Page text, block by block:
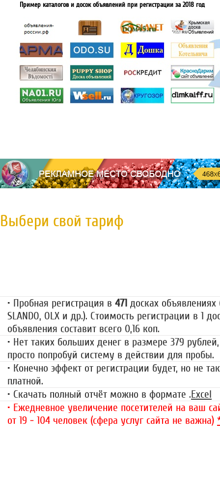
Пример каталогов и досок объявлений при регистрации за 2018 год
Выбери свой тариф
• Пробная регистрация в 471 досках объявлениях
SLANDO, OLX и др.). Стоимость регистрации в 1
объявления составит всего 0,16 коп.
• Нет таких больших денег в размере 379
просто попробуй систему в действии для пробы.
• Конечно эффект от регистрации будет, но не
платной.
• Скачать полный отчёт можно в формате .Excel
• Ежедневное увеличение посетителей на ваш
от 19 - 104 человек (сфера услуг сайта не важна)